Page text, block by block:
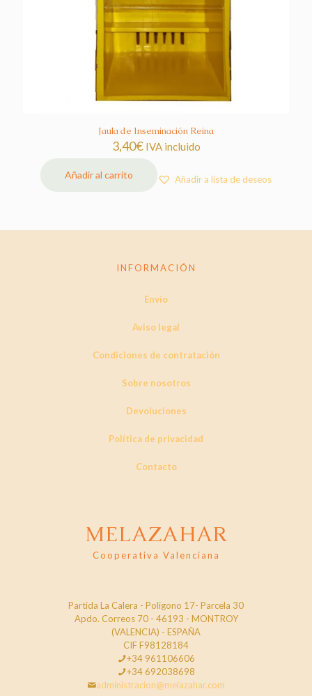
Jaula de Inseminación Reina
3,40€ IVA incluido
Añadir al carrito Añadir a lista de deseos
INFORMACIÓN
Envío
Aviso legal
Condiciones de contratación
Sobre nosotros
Devoluciones
Política de privacidad
Contacto
MELAZAHAR
Cooperativa Valenciana
Partida La Calera - Poligono 17- Parcela 30
Apdo. Correos 70 - 46193 - MONTROY
(VALENCIA) - ESPAÑA
CIF F98128184
+34 961106606
+34 692038698
administracion@melazahar.com